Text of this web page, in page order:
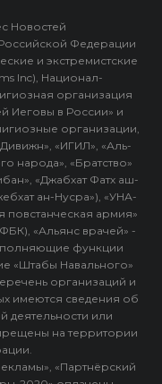
Новостей
Федерации
и экстремистские
Inc), Национал-
организация
Иеговы в России» и
организации,
«ИГИЛ», «Аль-
народа», «Братство»
«Джабхат Фатх аш-
ан-Нусра»), «УНА-
повстанческая армия»
«Альянс врачей» -
функции
«Штабы Навального»
организаций и
имеются сведения об
деятельности или
на территории
«Партнёрский